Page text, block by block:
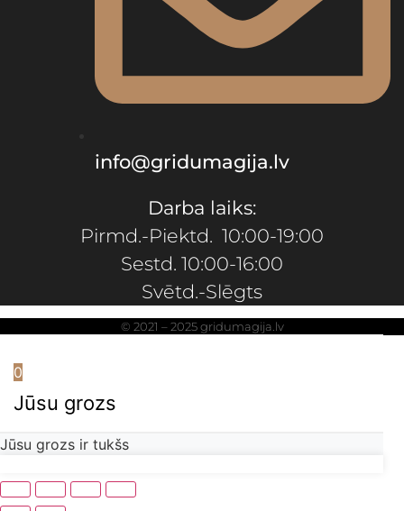
info@gridumagija.lv
Darba laiks:
Pirmd.-Piektd. 10:00-19:00
Sestd. 10:00-16:00
Svētd.-Slēgts
© 2021 – 2025 gridumagija.lv
0
Jūsu grozs
Jūsu grozs ir tukšs